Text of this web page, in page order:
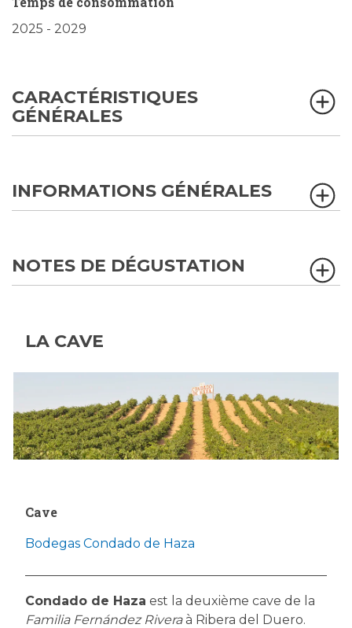
2025 - 2029
CARACTÉRISTIQUES
GÉNÉRALES
INFORMATIONS GÉNÉRALES
NOTES DE DÉGUSTATION
LA CAVE
Cave
Bodegas Condado de Haza
Condado de Haza est la deuxième cave de la
Familia Fernández Riveraà Ribera del Duero.